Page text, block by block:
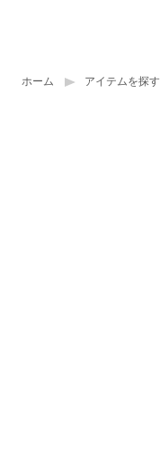
ホーム アイテムを探す